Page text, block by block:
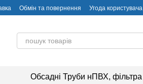
Обмін та повернення Угода користувача
Обсадні Труби нПВХ, фільтра